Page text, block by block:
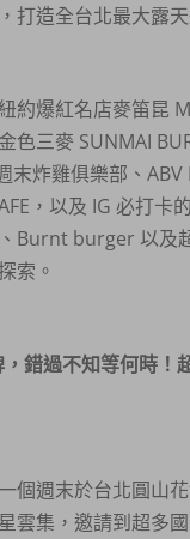
打造全台北最大露天
約爆紅名店麥笛昆
色三麥 SUNMAI
末炸雞俱樂部、
，以及 IG 必打卡
Burnt burger 以及
索。
錯過不知等何時！
個週末於台北圓山
雲集，邀請到超多